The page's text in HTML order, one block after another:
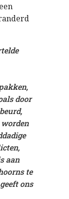
door
worden
aan
te
ons